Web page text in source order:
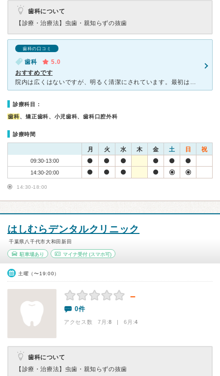
歯科について
【診療・治療法】 虫歯・親知らずの抜歯
歯科の口コミ
歯科
5.0
おすすめです
院内は広くはないですが、明るく清潔にされています。最初はネットで予約をしていきましたが、他の歯科医院に比べて予約がとりやすい。予約時間より待たされることもなく、お会計もすぐにしてくれるので、無駄な時間
診療科目：
歯科、矯正歯科、小児歯科、歯科口腔外科
診療時間
月 火 水 木 金 土 日 祝
09:30-13:00
14:30-20:00
14:30-18:00
はしむらデンタルクリニック
千葉県八千代市大和田新田
駐車場あり マイナ受付(スマホ可)
土曜（〜19:00）
－
0件
アクセス数 7月:8 | 6月:4
歯科について
【診療・治療法】 虫歯・親知らずの抜歯